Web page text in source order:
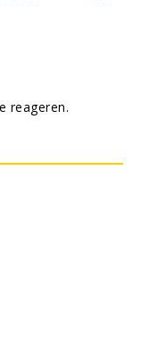
reageren.